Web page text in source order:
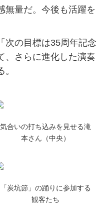
無量だ。今後も活躍を
の目標は35周年記念
、さらに進化した演奏
気合いの打ち込みを見せる滝
本さん（中央）
「炭坑節」の踊りに参加する
観客たち